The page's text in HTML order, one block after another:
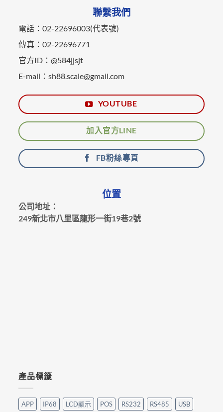
聯繫我們
電話：02-22696003(代表號)
傳真：02-22696771
官方ID：@584jjsjt
E-mail：sh88.scale@gmail.com
YOUTUBE
加入官方LINE
FB粉絲專頁
位置
公司地址：
249新北市八里區龍形一街19巷2號
產品標籤
APP IP68 LCD顯示 POS RS232 RS485 USB